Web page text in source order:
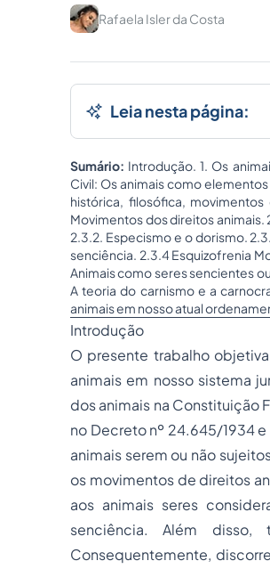
Rafaela Isler da Costa
Leia nesta página:
Sumário: Introdução. 1. Os
Civil: Os animais como
histórica, filosófica,
Movimentos dos direitos animais.
2.3.2. Especismo e o dorismo.
senciência. 2.3.4 Esquizofrenia
Animais como seres sencientes
A teoria do carnismo e a
animais em nosso atual
Introdução
O presente trabalho
animais em nosso sistema
dos animais na Constituição
no Decreto nº 24.645/1934
animais serem ou não
os movimentos de direitos
aos animais seres
senciência. Além
Consequentemente,